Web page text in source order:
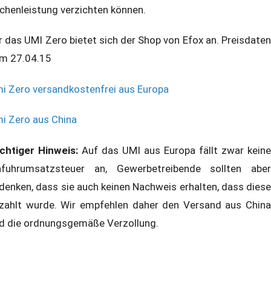
verzichten können.
das UMI Zero bietet sich der Shop von Efox an. Preisdaten
27.04.15
Zero versandkostenfrei aus Europa
Zero aus China
Hinweis: Auf das UMI aus Europa fällt zwar keine
an, Gewerbetreibende sollten aber
dass sie auch keinen Nachweis erhalten, dass diese
wurde. Wir empfehlen daher den Versand aus China
die ordnungsgemäße Verzollung.